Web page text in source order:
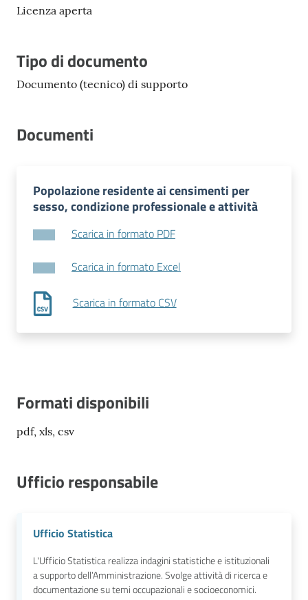
Licenza aperta
Tipo di documento
Documento (tecnico) di supporto
Documenti
Popolazione residente ai censimenti per
sesso, condizione professionale e attività
Scarica in formato PDF
Scarica in formato Excel
Scarica in formato CSV
Formati disponibili
pdf, xls, csv
Ufficio responsabile
Ufficio Statistica
L'Ufficio Statistica realizza indagini statistiche e istituzionali
a supporto dell’Amministrazione. Svolge attività di ricerca e
documentazione su temi occupazionali e socioeconomici.